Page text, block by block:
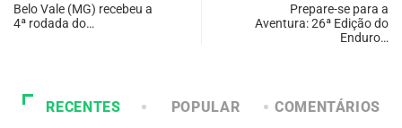
Belo Vale (MG) recebeu a
4ª rodada do…
Prepare-se para a
Aventura: 26ª Edição do
Enduro…
RECENTES POPULAR COMENTÁRIOS